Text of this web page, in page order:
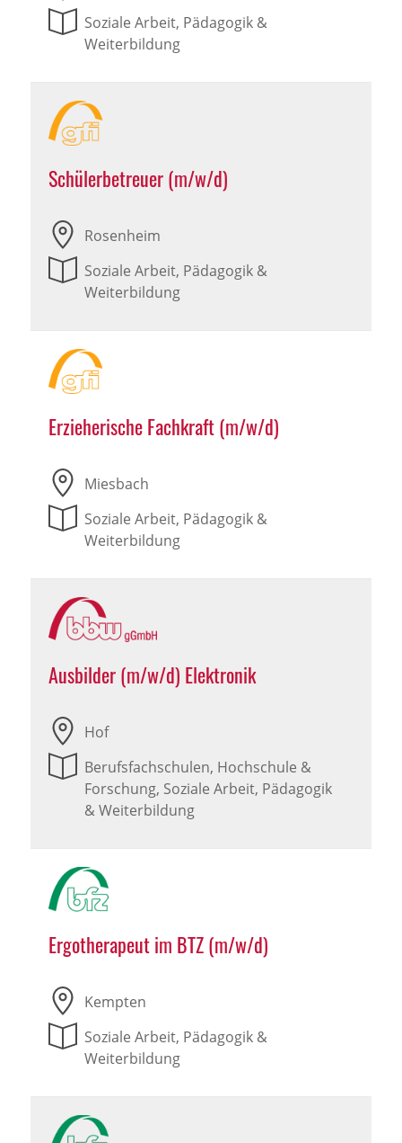
Soziale Arbeit, Pädagogik &
Weiterbildung
Schülerbetreuer (m/w/d)
Rosenheim
Soziale Arbeit, Pädagogik &
Weiterbildung
Erzieherische Fachkraft (m/w/d)
Miesbach
Soziale Arbeit, Pädagogik &
Weiterbildung
Ausbilder (m/w/d) Elektronik
Hof
Berufsfachschulen, Hochschule &
Forschung, Soziale Arbeit, Pädagogik
& Weiterbildung
Ergotherapeut im BTZ (m/w/d)
Kempten
Soziale Arbeit, Pädagogik &
Weiterbildung